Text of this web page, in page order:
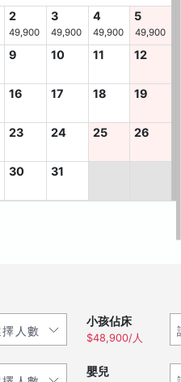
2
49,900
3
49,900
4
49,900
5
49,900
9 10 11 12
16 17 18 19
23 24 25 26
30 31
小孩佔床
$48,900/人
嬰兒